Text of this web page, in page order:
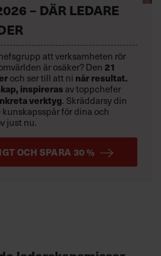
– DÄR LEDARE
att verksamheten rör
är osäker? Den 21
och ser till att ni når resultat.
inspirerasav toppchefer
verktyg. Skräddarsy din
för dina och
just nu.
OCH SPARA 30 %